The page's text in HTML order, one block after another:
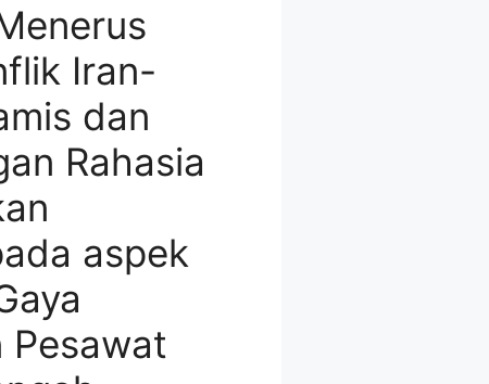
Iran-
dan
Rahasia
aspek
Pesawat